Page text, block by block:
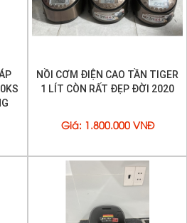
độ nấu thiết lập sẵn dành cho:
nếp, Cháo, Nấu chậm, Bánh,
Hầm …
nút bấm điện tử, màn hình hiển
dính 7 lớp
NỒI CƠM ĐIỆN CAO TẦN TIGER
1 LÍT CÒN RẤT ĐẸP ĐỜI 2020
Giá : 1.800.000 VNĐ